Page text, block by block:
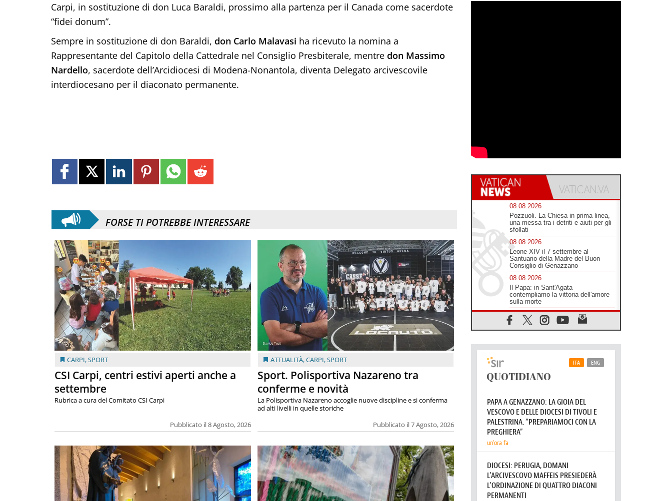
Carpi, in sostituzione di don Luca Baraldi, prossimo alla partenza per il Canada come sacerdote
“fidei donum”.
Sempre in sostituzione di don Baraldi, don Carlo Malavasi ha ricevuto la nomina a
Rappresentante del Capitolo della Cattedrale nel Consiglio Presbiterale, mentre don Massimo
Nardello, sacerdote dell’Arcidiocesi di Modena-Nonantola, diventa Delegato arcivescovile
interdiocesano per il diaconato permanente.
FORSE TI POTREBBE INTERESSARE
CARPI,SPORT
CSI Carpi, centri estivi aperti anche a
settembre
Pubblicato il 8 Agosto, 2026
Rubrica a cura del Comitato CSI Carpi
ATTUALITÀ,CARPI,SPORT
Sport. Polisportiva Nazareno tra
conferme e novità
Pubblicato il 7 Agosto, 2026
La Polisportiva Nazareno accoglie nuove discipline e si conferma
ad alti livelli in quelle storiche
08.08.2026
Pozzuoli. La Chiesa in prima linea,
una messa tra i detriti e aiuti per gli
sfollati
08.08.2026
Leone XIV il 7 settembre al
Santuario della Madre del Buon
Consiglio di Genazzano
08.08.2026
Il Papa: in Sant'Agata
contempliamo la vittoria dell'amore
sulla morte
08.08.2026
Hebdomada Papae: il Gr in latino
dell'8 agosto
08.08.2026
Spin Time, Reina: Cristo non abita
nei palazzi del potere ma si
identifica coi senzatetto
08.08.2026
08.08.2026
Argentina, l'arcivescovo Colombo:
"La visita del Papa messaggio di
pace e dignità"
Tonalestate 2026, i giovani
08.08.2026
Marcinelle, 70 anni dopo istituita la
Giornata europea per le vittime sul
lavoro